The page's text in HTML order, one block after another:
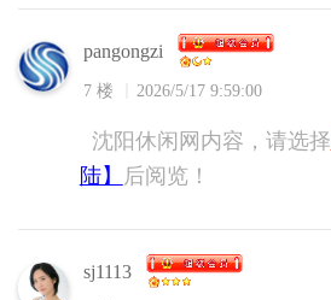
pangongzi
7 楼 2026/5/17 9:59:00
沈阳休闲网内容，请选择
陆】
后阅览！
sj1113